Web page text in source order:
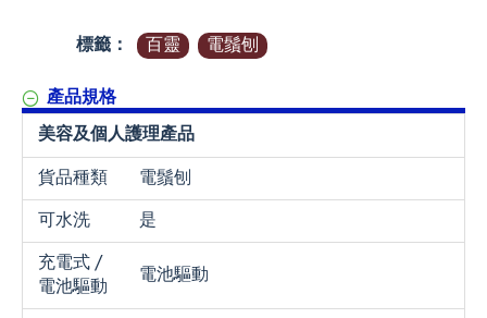
標籤： 百靈 電鬚刨
產品規格
美容及個人護理產品
貨品種類
電鬚刨
可水洗
是
充電式 /
電池驅動
電池驅動